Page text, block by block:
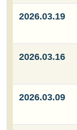
2026.03.19
2026.03.16
2026.03.09